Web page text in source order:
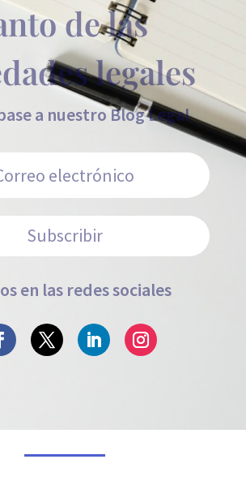
de las
legales
a nuestro Blog Legal
Subscribir
en las redes sociales